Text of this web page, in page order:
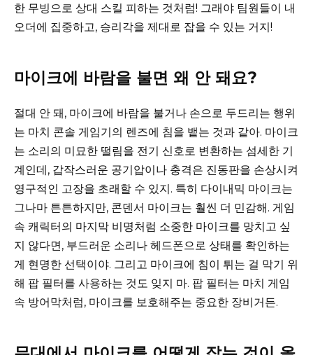
한 무빙으로 상대 스킬 피하는 것처럼! 그래야 팀원들이 내
오더에 집중하고, 승리각을 제대로 잡을 수 있는 거지!
마이크에 바람을 불면 왜 안 돼요?
절대 안 돼, 마이크에 바람을 불거나 손으로 두드리는 행위
는 마치 콘솔 게임기의 렌즈에 침을 뱉는 것과 같아. 마이크
는 소리의 미묘한 떨림을 전기 신호로 변환하는 섬세한 기
계인데, 갑작스러운 공기압이나 충격은 진동판을 손상시켜
영구적인 고장을 초래할 수 있지. 특히 다이내믹 마이크는
그나마 튼튼하지만, 콘덴서 마이크는 훨씬 더 민감해. 게임
속 캐릭터의 마지막 비명처럼 소중한 마이크를 망치고 싶
지 않다면, 부드러운 소리나 헤드폰으로 상태를 확인하는
게 현명한 선택이야. 그리고 마이크에 침이 튀는 걸 막기 위
해 팝 필터를 사용하는 것도 잊지 마. 팝 필터는 마치 게임
속 방어막처럼, 마이크를 보호해주는 중요한 장비거든.